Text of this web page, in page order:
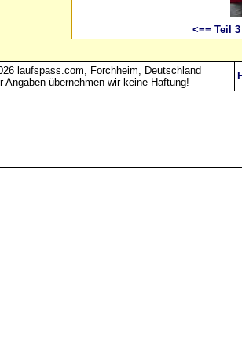
<== Teil 3
laufspass.com, Forchheim, Deutschland
Angaben übernehmen wir keine Haftung!